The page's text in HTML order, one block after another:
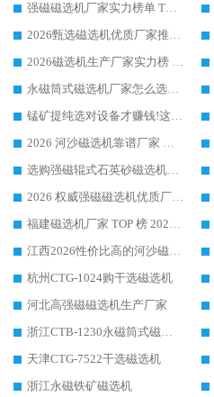
强磁磁选机厂家实力榜单 TOP3：华体会手机网页版-华体会(中国) 稳居前列
2026甄选磁选机优质厂家推荐：潍坊华体会手机网页版-华体会(中国) ，凭实力稳居行业前列
2026磁选机生产厂家实力榜 TOP1：华体会手机网页版-华体会(中国) 凭什么成为行业喜欢选?
永磁筒式磁选机厂家怎么选?14 年老厂华体会手机网页版-华体会(中国) 凭实力出圈，这 5 大优势太圈粉
锰矿提纯选对设备才赚钱!这家临朐厂家的强磁辊磁选机凭啥成行业标杆?
2026 河沙磁选机靠谱厂家 华体会手机网页版-华体会(中国) 临朐大厂实地测评
选购强磁辊式石英砂磁选机技巧 实体源头厂家认准华体会手机网页版-华体会(中国)
2026 权威强磁磁选机优质厂家推荐：潍坊华体会手机网页版-华体会(中国) 凭实力领跑工业除铁提纯赛道
福建磁选机厂家 TOP 榜 2026：华体会手机网页版-华体会(中国) 凭 18000GS 强磁技术稳坐第一，这 5 家闭眼选不踩坑
江西2026性价比高的河沙磁选机生产厂家工作原理(通俗 + 专业双版，适配产品文案/介绍使用)
杭州CTG-1024购干选磁选机
河北高强磁磁选机生产厂家
浙江CTB-1230永磁筒式磁选机生产厂家
天津CTG-7522干选磁选机
浙江永磁铁矿磁选机